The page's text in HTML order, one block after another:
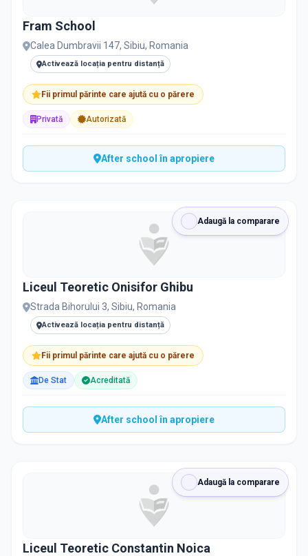
Fram School
Calea Dumbravii 147, Sibiu, Romania
Activează locația pentru distanță
Fii primul părinte care ajută cu o părere
Privată Autorizată
After school în apropiere
Adaugă la comparare
Liceul Teoretic Onisifor Ghibu
Strada Bihorului 3, Sibiu, Romania
Activează locația pentru distanță
Fii primul părinte care ajută cu o părere
De Stat Acreditată
After school în apropiere
Adaugă la comparare
Liceul Teoretic Constantin Noica